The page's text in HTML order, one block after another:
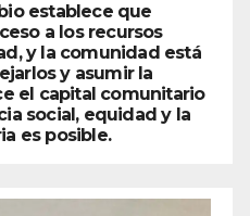
establece que
a los recursos
y la comunidad está
y asumir la
el capital comunitario
social, equidad y la
es posible.